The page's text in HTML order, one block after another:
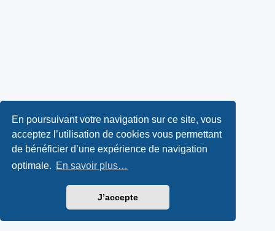
En poursuivant votre navigation sur ce site, vous
acceptez l’utilisation de cookies vous permettant
de bénéficier d’une expérience de navigation
optimale. En savoir plus…
J’accepte